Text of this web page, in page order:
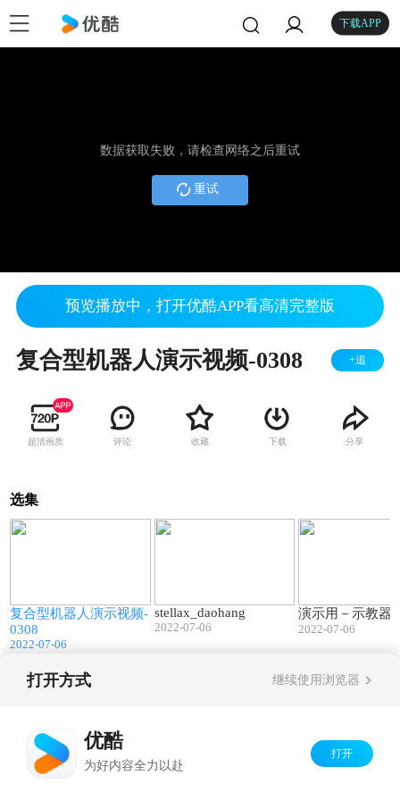
下载APP
数据获取失败，请检查网络之后重试
重试
预览播放中，打开优酷APP看高清完整版
复合型机器人演示视频-0308 +追
超清画质 评论 收藏 下载 分享
选集
复合型机器人演示视频-
0308
2022-07-06
stellax_daohang
2022-07-06
演示用－示教器
2022-07-06
打开方式 继续使用浏览器
优酷
为好内容全力以赴
打开